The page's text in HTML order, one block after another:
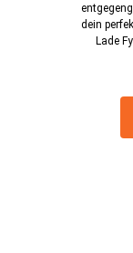
dein
Lade